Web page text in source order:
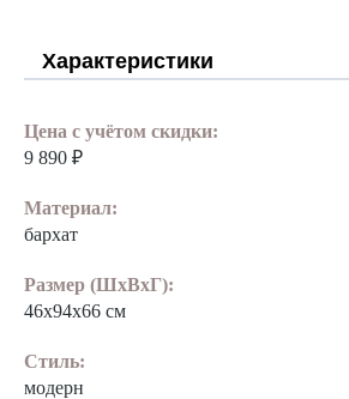
Характеристики
Цена с учётом скидки:
9 890 ₽
Материал:
бархат
Размер (ШхВхГ):
46х94х66 см
Стиль:
модерн